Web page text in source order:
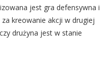
jest gra defensywna i
kreowanie akcji w drugiej
drużyna jest w stanie